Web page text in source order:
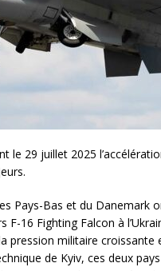
le 29 juillet 2025
Pays-Bas et du Danemark
F-16 Fighting Falcon à
pression militaire croissante
de Kyiv, ces deux